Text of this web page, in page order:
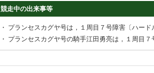
競走中の出来事等
・ プランセスカグヤ号は，１周目７号障害〔ハー
・ プランセスカグヤ号の騎手江田勇亮は，１周目